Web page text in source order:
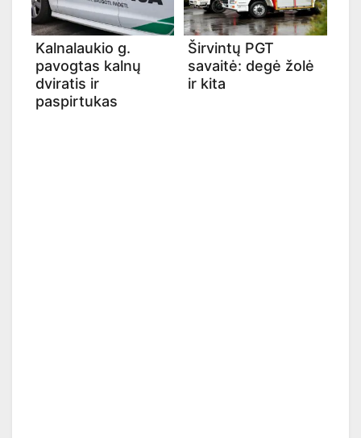
Kalnalaukio g.
pavogtas kalnų
dviratis ir
paspirtukas
Širvintų PGT
savaitė: degė žolė
ir kita